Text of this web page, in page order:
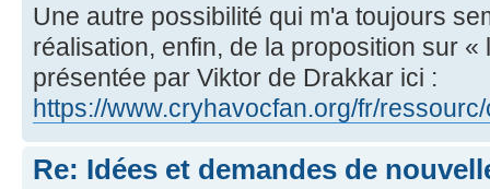
Une autre possibilité qui m'a toujours
réalisation, enfin, de la proposition sur «
présentée par Viktor de Drakkar ici :
https://www.cryhavocfan.org/fr/
Re: Idées et demandes de